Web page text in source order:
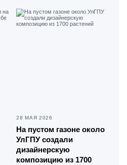
28 МАЯ 2026
На пустом газоне около
УлГПУ создали
дизайнерскую
композицию из 1700